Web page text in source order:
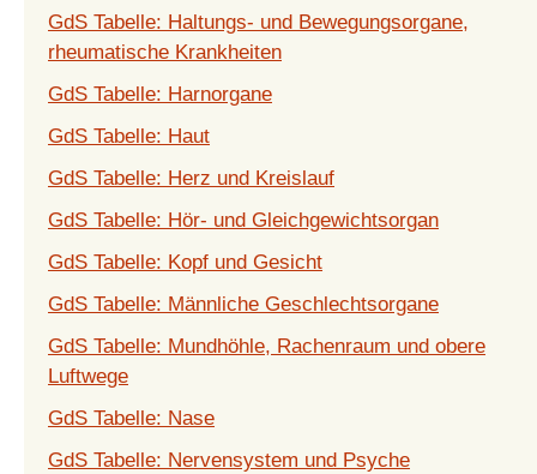
GdS Tabelle: Haltungs- und Bewegungsorgane,
rheumatische Krankheiten
GdS Tabelle: Harnorgane
GdS Tabelle: Haut
GdS Tabelle: Herz und Kreislauf
GdS Tabelle: Hör- und Gleichgewichtsorgan
GdS Tabelle: Kopf und Gesicht
GdS Tabelle: Männliche Geschlechtsorgane
GdS Tabelle: Mundhöhle, Rachenraum und obere
Luftwege
GdS Tabelle: Nase
GdS Tabelle: Nervensystem und Psyche